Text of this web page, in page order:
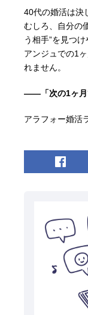
40代の婚活は決
むしろ、自分の
う相手”を見つけ
アンジュでの1
れません。
――「次の1ヶ月
アラフォー婚活